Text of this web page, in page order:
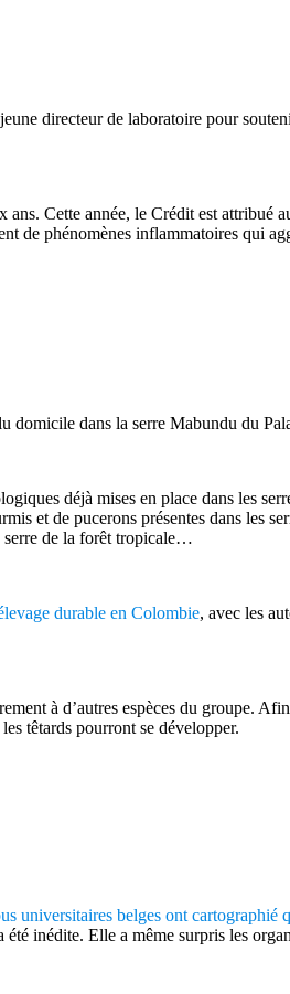
directeur de laboratoire pour
Cette année, le Crédit est
de phénomènes inflammatoires qui
dans la serre Mabundu du
déjà mises en place dans les
et de pucerons présentes dans les
serre de la forêt tropicale…
durable en Colombie, avec les
à d’autres espèces du groupe.
têtards pourront se développer.
universitaires belges ont
inédite. Elle a même surpris les